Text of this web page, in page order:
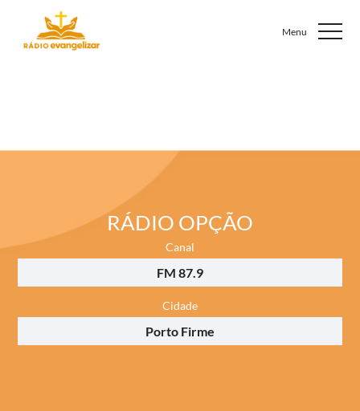
RÁDIO OPÇÃO
Canal
FM 87.9
Cidade
Porto Firme